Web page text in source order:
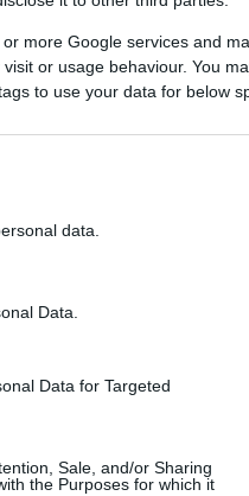
more Google services and
or usage behaviour. You
to use your data for below
data.
Data.
Data for Targeted
Sale, and/or Sharing
the Purposes for which it